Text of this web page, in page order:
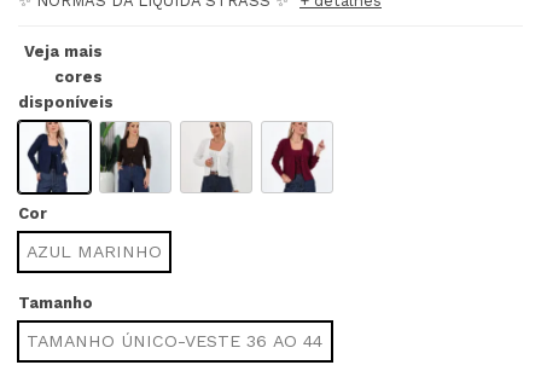
Veja mais
cores
disponíveis
Cor
AZUL MARINHO
Tamanho
TAMANHO ÚNICO-VESTE 36 AO 44